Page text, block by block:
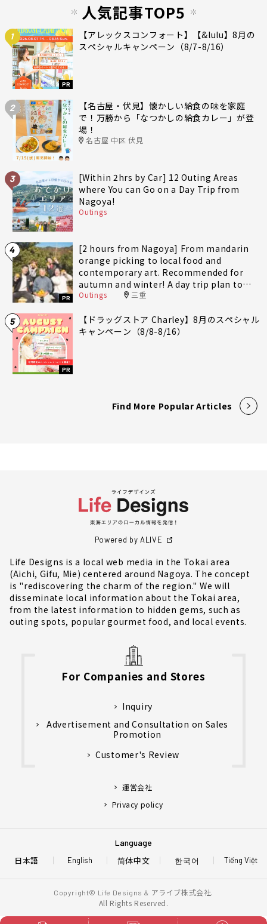
人気記事TOP5
1
PR
【アレックスコンフォート】【&lulu】8月の
スペシャルキャンペーン（8/7-8/16）
2
【名古屋・伏見】懐かしい給食の味を家庭
で！万勝から「なつかしの給食カレー」が登
場！
名古屋 中区 伏見
3
[Within 2hrs by Car] 12 Outing Areas
where You can Go on a Day Trip from
Nagoya!
Outings
4
PR
[2 hours from Nagoya] From mandarin
orange picking to local food and
contemporary art. Recommended for
autumn and winter! A day trip plan to
fully enjoy Minami-Ise Town
Outings 三重
5
PR
【ドラッグストア Charley】8月のスペシャル
キャンペーン（8/8-8/16）
Find More Popular Articles
Powered by ALIVE
Life Designs is a local web media in the Tokai area
(Aichi, Gifu, Mie) centered around Nagoya. The concept
is "rediscovering the charm of the region." We will
disseminate local information about the Tokai area,
from the latest information to hidden gems, such as
outing spots, popular gourmet food, and local events.
For Companies and Stores
Inquiry
Advertisement and Consultation on Sales
Promotion
Customer's Review
運営会社
Privacy policy
Language
日本語 English Tiếng Việt
简体中文 한국어
Copyright© Life Designs & アライブ株式会社.
All Rights Reserved.